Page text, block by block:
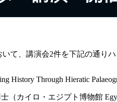
て、講演会2件を下記の通り
History Through Hieratic
（カイロ・エジプト博物館